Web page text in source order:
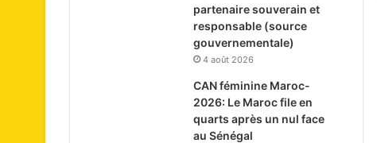
partenaire souverain et
responsable (source
gouvernementale)
4 août 2026
CAN féminine Maroc-
2026: Le Maroc file en
quarts après un nul face
au Sénégal